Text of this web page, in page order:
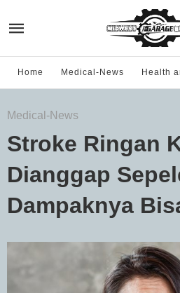
Home Medical-News Health
Medical-News
Stroke Ringan
Dianggap
Dampaknya